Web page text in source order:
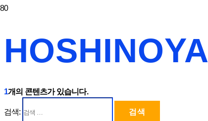
HOSHINOYA
1개의 콘텐츠가 있습니다.
검색: